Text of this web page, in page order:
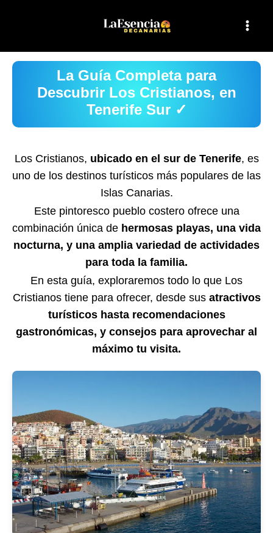
La Guía Completa para
Descubrir Los Cristianos, en
Tenerife Sur ✓
Los Cristianos, ubicado en el sur de Tenerife, es
uno de los destinos turísticos más populares de las
Islas Canarias.
Este pintoresco pueblo costero ofrece una
combinación única de hermosas playas, una vida
nocturna, y una amplia variedad de actividades
para toda la familia.
En esta guía, exploraremos todo lo que Los
Cristianos tiene para ofrecer, desde sus atractivos
turísticos hasta recomendaciones
gastronómicas, y consejos para aprovechar al
máximo tu visita.